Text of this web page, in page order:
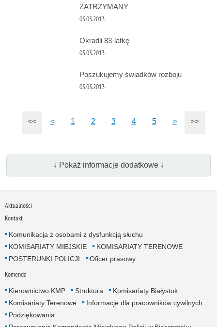
ZATRZYMANY
05.03.2013
Okradli 83-latkę
05.03.2013
Poszukujemy świadków rozboju
05.03.2013
<< < 1 2 3 4 5 > >>
↓ Pokaż informacje dodatkowe ↓
Aktualności
Kontakt
Komunikacja z osobami z dysfunkcją słuchu
KOMISARIATY MIEJSKIE
KOMISARIATY TERENOWE
POSTERUNKI POLICJI
Oficer prasowy
Komenda
Kierownictwo KMP Struktura
Komisariaty Białystok
Komisariaty Terenowe
Informacje dla pracowników cywilnych
Podziękowania